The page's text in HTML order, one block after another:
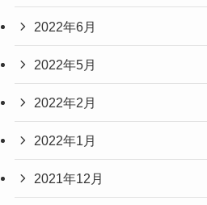
2022年6月
2022年5月
2022年2月
2022年1月
2021年12月